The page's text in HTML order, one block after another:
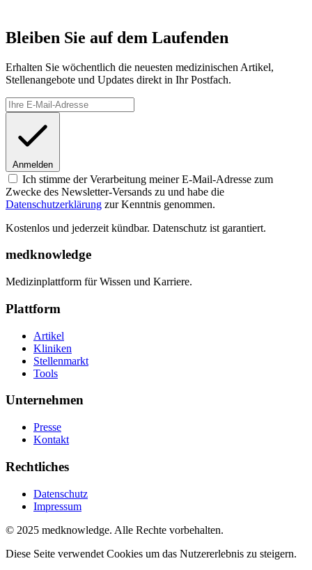
Bleiben Sie auf dem Laufenden
Erhalten Sie wöchentlich die neuesten medizinischen Artikel,
Stellenangebote und Updates direkt in Ihr Postfach.
Anmelden
Ich stimme der Verarbeitung meiner E-Mail-Adresse zum
Zwecke des Newsletter-Versands zu und habe die
Datenschutzerklärung zur Kenntnis genommen.
Kostenlos und jederzeit kündbar. Datenschutz ist garantiert.
medknowledge
Medizinplattform für Wissen und Karriere.
Plattform
Artikel
Kliniken
Stellenmarkt
Tools
Unternehmen
Presse
Kontakt
Rechtliches
Datenschutz
Impressum
© 2025 medknowledge. Alle Rechte vorbehalten.
Diese Seite verwendet Cookies um das Nutzererlebnis zu steigern.